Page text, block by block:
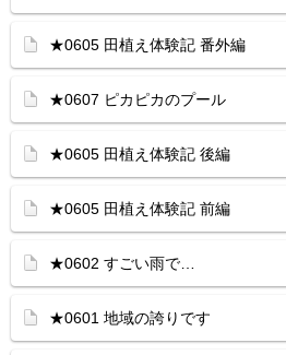
★0605 田植え体験記 番外編
★0607 ピカピカのプール
★0605 田植え体験記 後編
★0605 田植え体験記 前編
★0602 すごい雨で…
★0601 地域の誇りです